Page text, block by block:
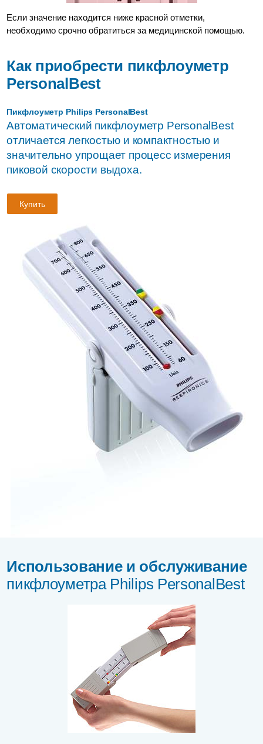
Если значение находится ниже красной отметки,
необходимо срочно обратиться за медицинской помощью.
Как приобрести пикфлоуметр
PersonalBest
Пикфлоуметр Philips PersonalBest
Автоматический пикфлоуметр PersonalBest
отличается легкостью и компактностью и
значительно упрощает процесс измерения
пиковой скорости выдоха.
Купить
Использование и обслуживание
пикфлоуметра Philips PersonalBest